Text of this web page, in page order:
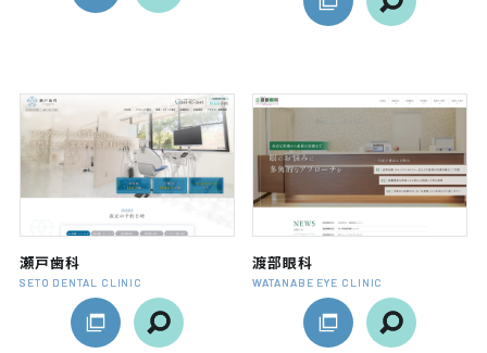
瀬戸歯科
SETO DENTAL CLINIC
渡部眼科
WATANABE EYE CLINIC